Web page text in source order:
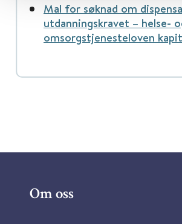
Mal for søknad om
utdanningskravet – helse-
omsorgstjenesteloven
Om oss